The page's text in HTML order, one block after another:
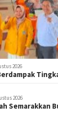
2026
2026
Semarakkan